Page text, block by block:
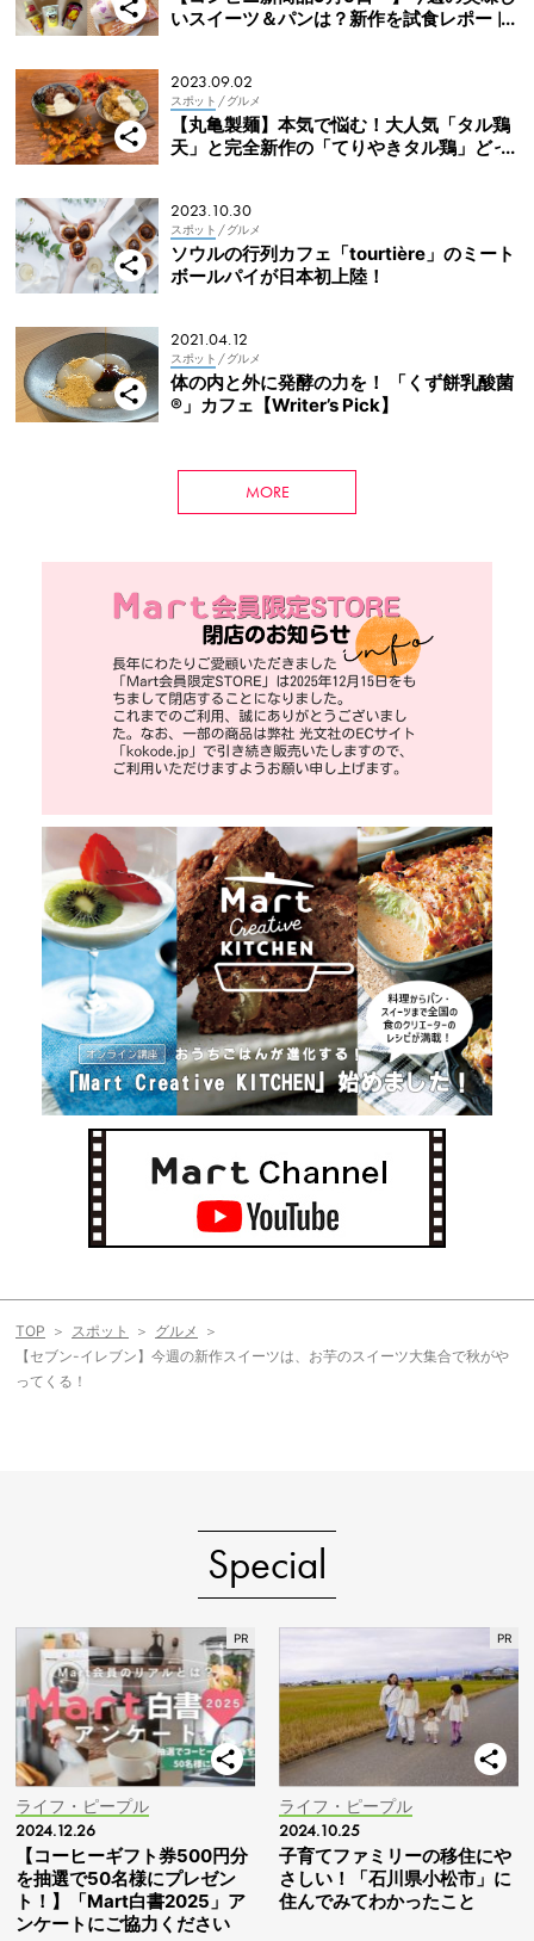
いスイーツ＆パンは？新作を試食レポート
2023.09.02
スポット / グルメ
【丸亀製麺】本気で悩む！大人気「タル鶏
天」と完全新作の「てりやきタル鶏」どっ
2023.10.30
スポット / グルメ
ソウルの行列カフェ「tourtière」のミート
ボールパイが日本初上陸！
2021.04.12
スポット / グルメ
体の内と外に発酵の力を！ 「くず餅乳酸菌
®」カフェ【Writer’s Pick】
MORE
TOP スポット
グルメ
【セブン-イレブン】今週の新作スイーツは、お芋のスイーツ大集合で秋がや
ってくる！
Special
ライフ・ピープル
2024.12.26
【コーヒーギフト券500円分
を抽選で50名様にプレゼン
ト！】「Mart白書2025」ア
ンケートにご協力ください
ライフ・ピープル
2024.10.25
子育てファミリーの移住にや
さしい！「石川県小松市」に
住んでみてわかったこと